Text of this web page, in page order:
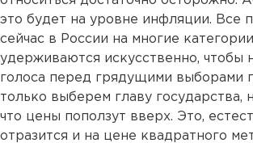
это будет на уровне инфляции. Все
сейчас в России на многие
удерживаются искусственно, чтобы
голоса перед грядущими выборами
только выберем главу государства,
что цены поползут вверх. Это,
отразится и на цене квадратного